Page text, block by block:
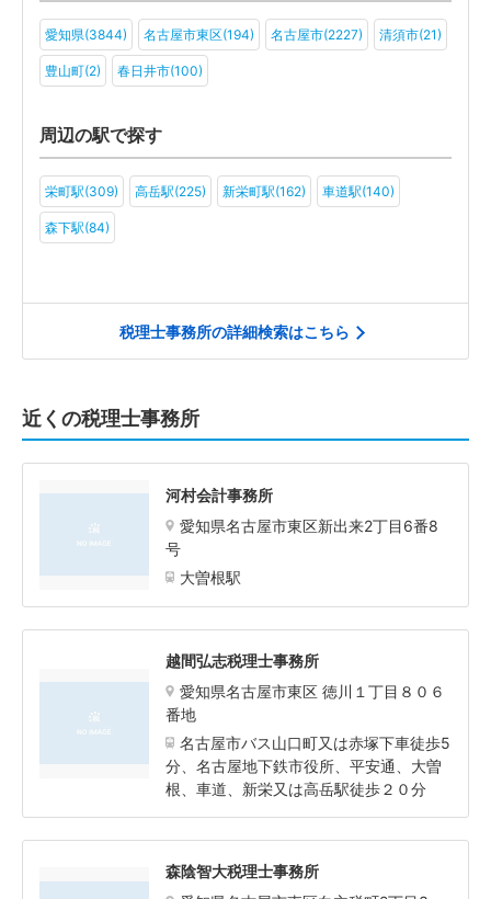
学校法人(4) 一般社団法人(2)
愛知県(3844) 名古屋市東区(194) 名古屋市(2227) 清須市(21)
豊山町(2) 春日井市(100)
周辺の駅で探す
栄町駅(309) 高岳駅(225) 新栄町駅(162) 車道駅(140)
森下駅(84)
税理士事務所の詳細検索はこちら
近くの税理士事務所
河村会計事務所
愛知県名古屋市東区新出来2丁目6番8
号
大曽根駅
越間弘志税理士事務所
愛知県名古屋市東区 徳川１丁目８０６
番地
名古屋市バス山口町又は赤塚下車徒歩5
分、名古屋地下鉄市役所、平安通、大曽
根、車道、新栄又は高岳駅徒歩２０分
森陰智大税理士事務所